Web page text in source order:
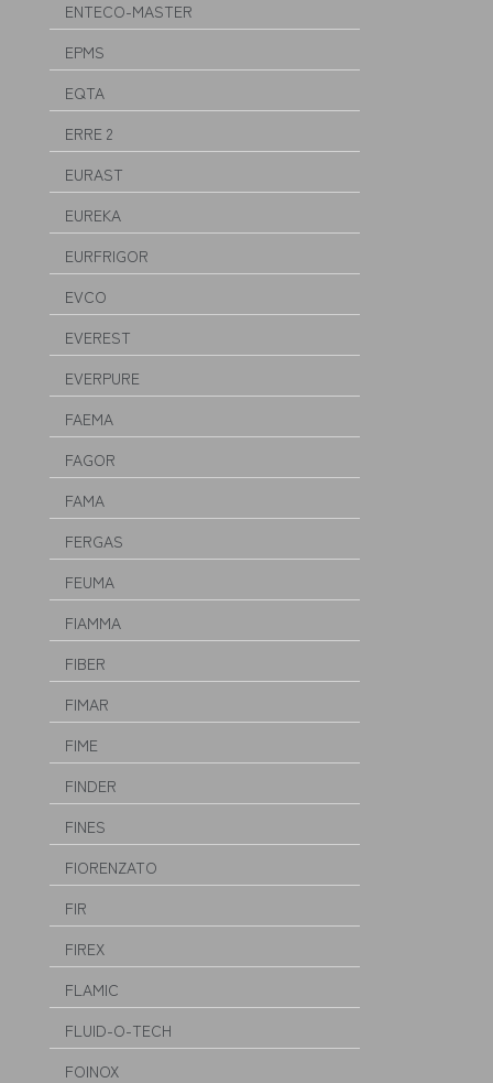
ENTECO-MASTER
EPMS
EQTA
ERRE 2
EURAST
EUREKA
EURFRIGOR
EVCO
EVEREST
EVERPURE
FAEMA
FAGOR
FAMA
FERGAS
FEUMA
FIAMMA
FIBER
FIMAR
FIME
FINDER
FINES
FIORENZATO
FIR
FIREX
FLAMIC
FLUID-O-TECH
FOINOX